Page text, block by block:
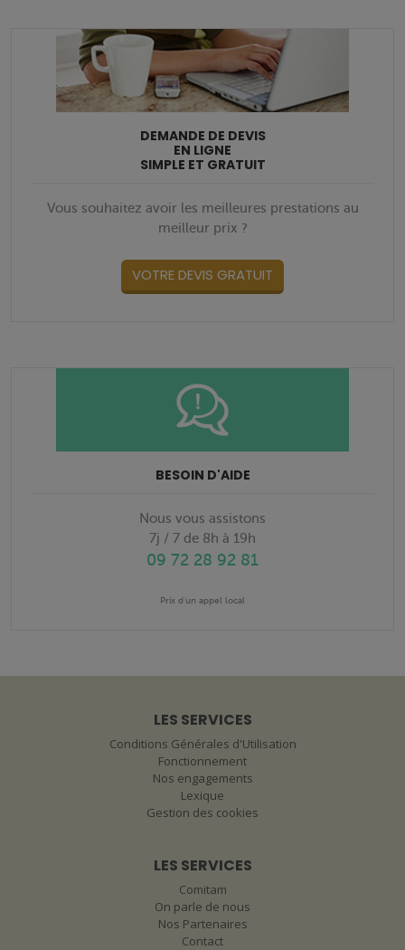
DEMANDE DE DEVIS
EN LIGNE
SIMPLE ET GRATUIT
Vous souhaitez avoir les meilleures prestations au
meilleur prix ?
VOTRE DEVIS GRATUIT
BESOIN D'AIDE
Nous vous assistons
7j / 7 de 8h à 19h
09 72 28 92 81
Prix d'un appel local
LES SERVICES
Conditions Générales d'Utilisation
Fonctionnement
Nos engagements
Lexique
Gestion des cookies
LES SERVICES
Comitam
On parle de nous
Nos Partenaires
Contact